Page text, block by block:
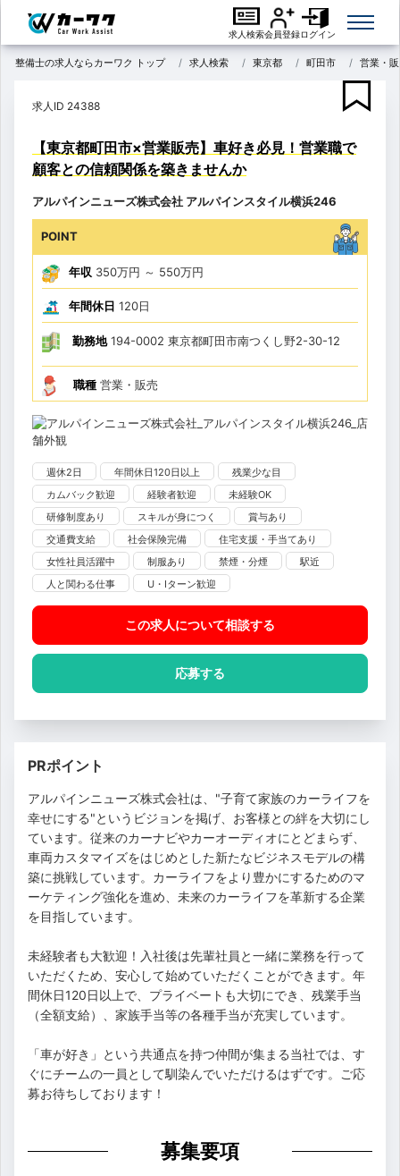
求人検索会員登録ログイン
整備士の求人ならカーワク トップ 求人検索 東京都 町田市 営業・
求人ID 24388
【東京都町田市×営業販売】車好き必見！営業職で
顧客との信頼関係を築きませんか
アルパインニューズ株式会社 アルパインスタイル横浜246
POINT
年収 350万円 ～ 550万円
年間休日 120日
勤務地194-0002 東京都町田市南つくし野2-30-12
職種 営業・販売
週休2日 年間休日120日以上
残業少な目
カムバック歓迎
経験者歓迎
未経験OK
研修制度あり
スキルが身につく
賞与あり
交通費支給
社会保険完備
住宅支援・手当てあり
女性社員活躍中
制服あり 禁煙・分煙
駅近
人と関わる仕事
U・Iターン歓迎
この求人について相談する
応募する
PRポイント
アルパインニューズ株式会社は、"子育て家族のカーライフを
幸せにする"というビジョンを掲げ、お客様との絆を大切にし
ています。従来のカーナビやカーオーディオにとどまらず、
車両カスタマイズをはじめとした新たなビジネスモデルの構
築に挑戦しています。カーライフをより豊かにするためのマ
ーケティング強化を進め、未来のカーライフを革新する企業
を目指しています。
未経験者も大歓迎！入社後は先輩社員と一緒に業務を行って
いただくため、安心して始めていただくことができます。年
間休日120日以上で、プライベートも大切にでき、残業手当
（全額支給）、家族手当等の各種手当が充実しています。
「車が好き」という共通点を持つ仲間が集まる当社では、す
ぐにチームの一員として馴染んでいただけるはずです。ご応
募お待ちしております！
募集要項